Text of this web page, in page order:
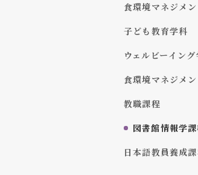
食環境マネジメ
子ども教育学科
ウェルビーイン
食環境マネジメ
教職課程
図書館情報学
日本語教員養成